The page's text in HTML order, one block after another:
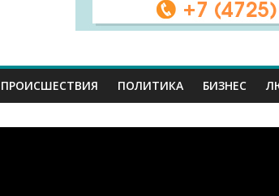
ПРОИСШЕСТВИЯ ПОЛИТИКА БИЗНЕС